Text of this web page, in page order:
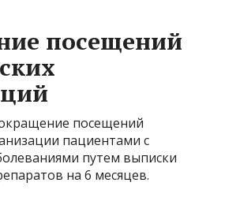
посещений
посещений
пациентами с
путем выписки
на 6 месяцев.